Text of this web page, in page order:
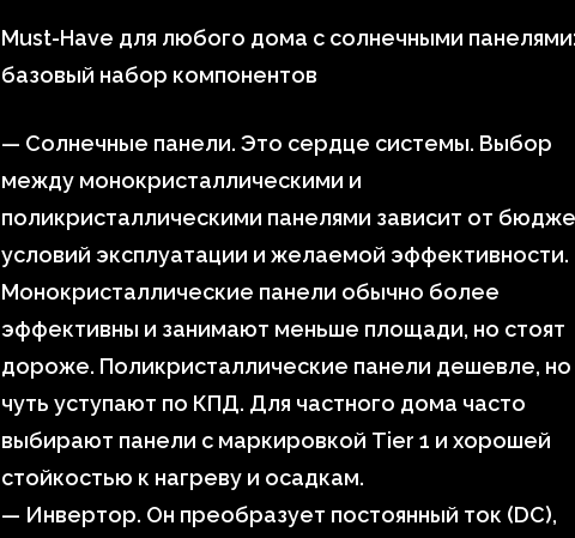
Must-Have для любого дома с солнечными панелями:
базовый набор компонентов
— Солнечные панели. Это сердце системы. Выбор
между монокристаллическими и
поликристаллическими панелями зависит от
условий эксплуатации и желаемой эффективности.
Монокристаллические панели обычно более
эффективны и занимают меньше площади, но стоят
дороже. Поликристаллические панели дешевле, но
чуть уступают по КПД. Для частного дома часто
выбирают панели с маркировкой Tier 1 и хорошей
стойкостью к нагреву и осадкам.
— Инвертор. Он преобразует постоянный ток (DC),